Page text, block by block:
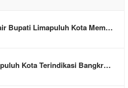
Bupati Limapuluh Kota Mem…
Kota Terindikasi Bangkr…